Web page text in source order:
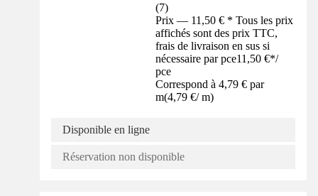
(7)
Prix — 11,50 € * Tous les prix
affichés sont des prix TTC,
frais de livraison en sus si
nécessaire par pce11,50 €*/
pce
Correspond à 4,79 € par
m(4,79 €/ m)
Disponible en ligne
Réservation non disponible